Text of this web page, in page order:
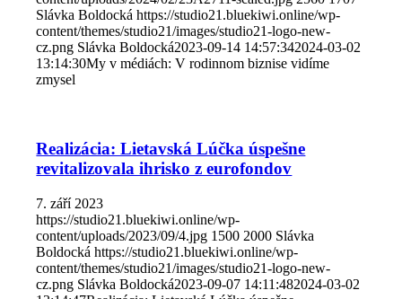
Slávka Boldocká https://studio21.bluekiwi.online/wp-
content/themes/studio21/images/studio21-logo-new-
cz.png Slávka Boldocká2023-09-14 14:57:342024-03-02
13:14:30My v médiách: V rodinnom biznise vidíme
zmysel
Realizácia: Lietavská Lúčka úspešne
revitalizovala ihrisko z eurofondov
7. září 2023
https://studio21.bluekiwi.online/wp-
content/uploads/2023/09/4.jpg 1500 2000 Slávka
Boldocká https://studio21.bluekiwi.online/wp-
content/themes/studio21/images/studio21-logo-new-
cz.png Slávka Boldocká2023-09-07 14:11:482024-03-02